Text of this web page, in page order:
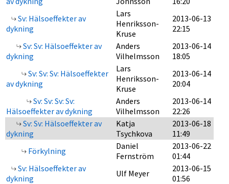
Sv: Hälsoeffekter av
dykning
Lars
Henriksson-
Kruse
2013-06-13
22:15
Sv: Sv: Hälsoeffekter av
dykning
Anders
Vilhelmsson
2013-06-14
18:05
Sv: Sv: Sv: Hälsoeffekter
av dykning
Lars
Henriksson-
Kruse
2013-06-14
20:04
Sv: Sv: Sv: Sv:
Hälsoeffekter av dykning
Anders
Vilhelmsson
2013-06-14
22:26
Sv: Sv: Hälsoeffekter av
dykning
Katja
Tsychkova
2013-06-18
11:49
Förkylning
Daniel
Fernström
2013-06-22
01:44
Sv: Hälsoeffekter av
dykning
Ulf Meyer
2013-06-15
01:56